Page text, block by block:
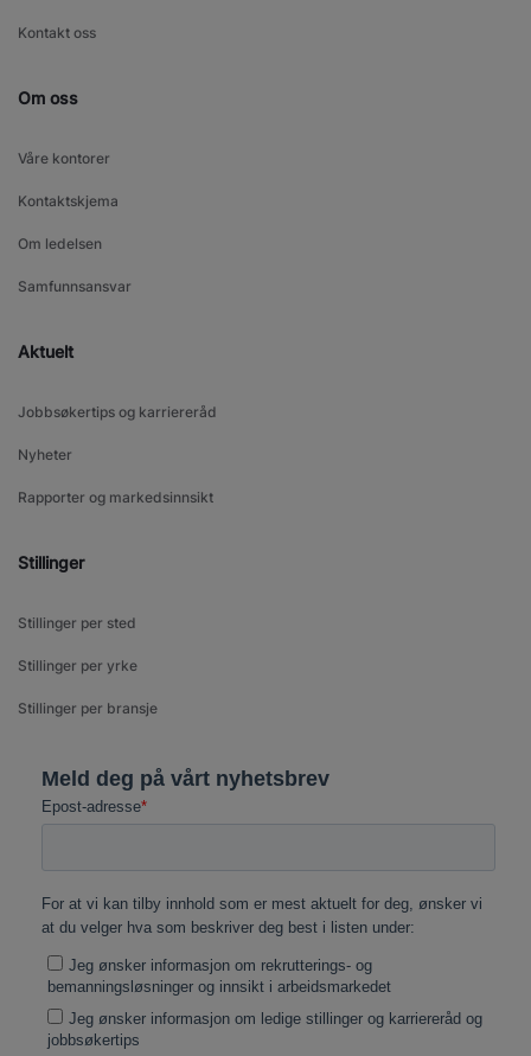
Kontakt oss
Om oss
Våre kontorer
Kontaktskjema
Om ledelsen
Samfunnsansvar
Aktuelt
Jobbsøkertips og karriereråd
Nyheter
Rapporter og markedsinnsikt
Stillinger
Stillinger per sted
Stillinger per yrke
Stillinger per bransje